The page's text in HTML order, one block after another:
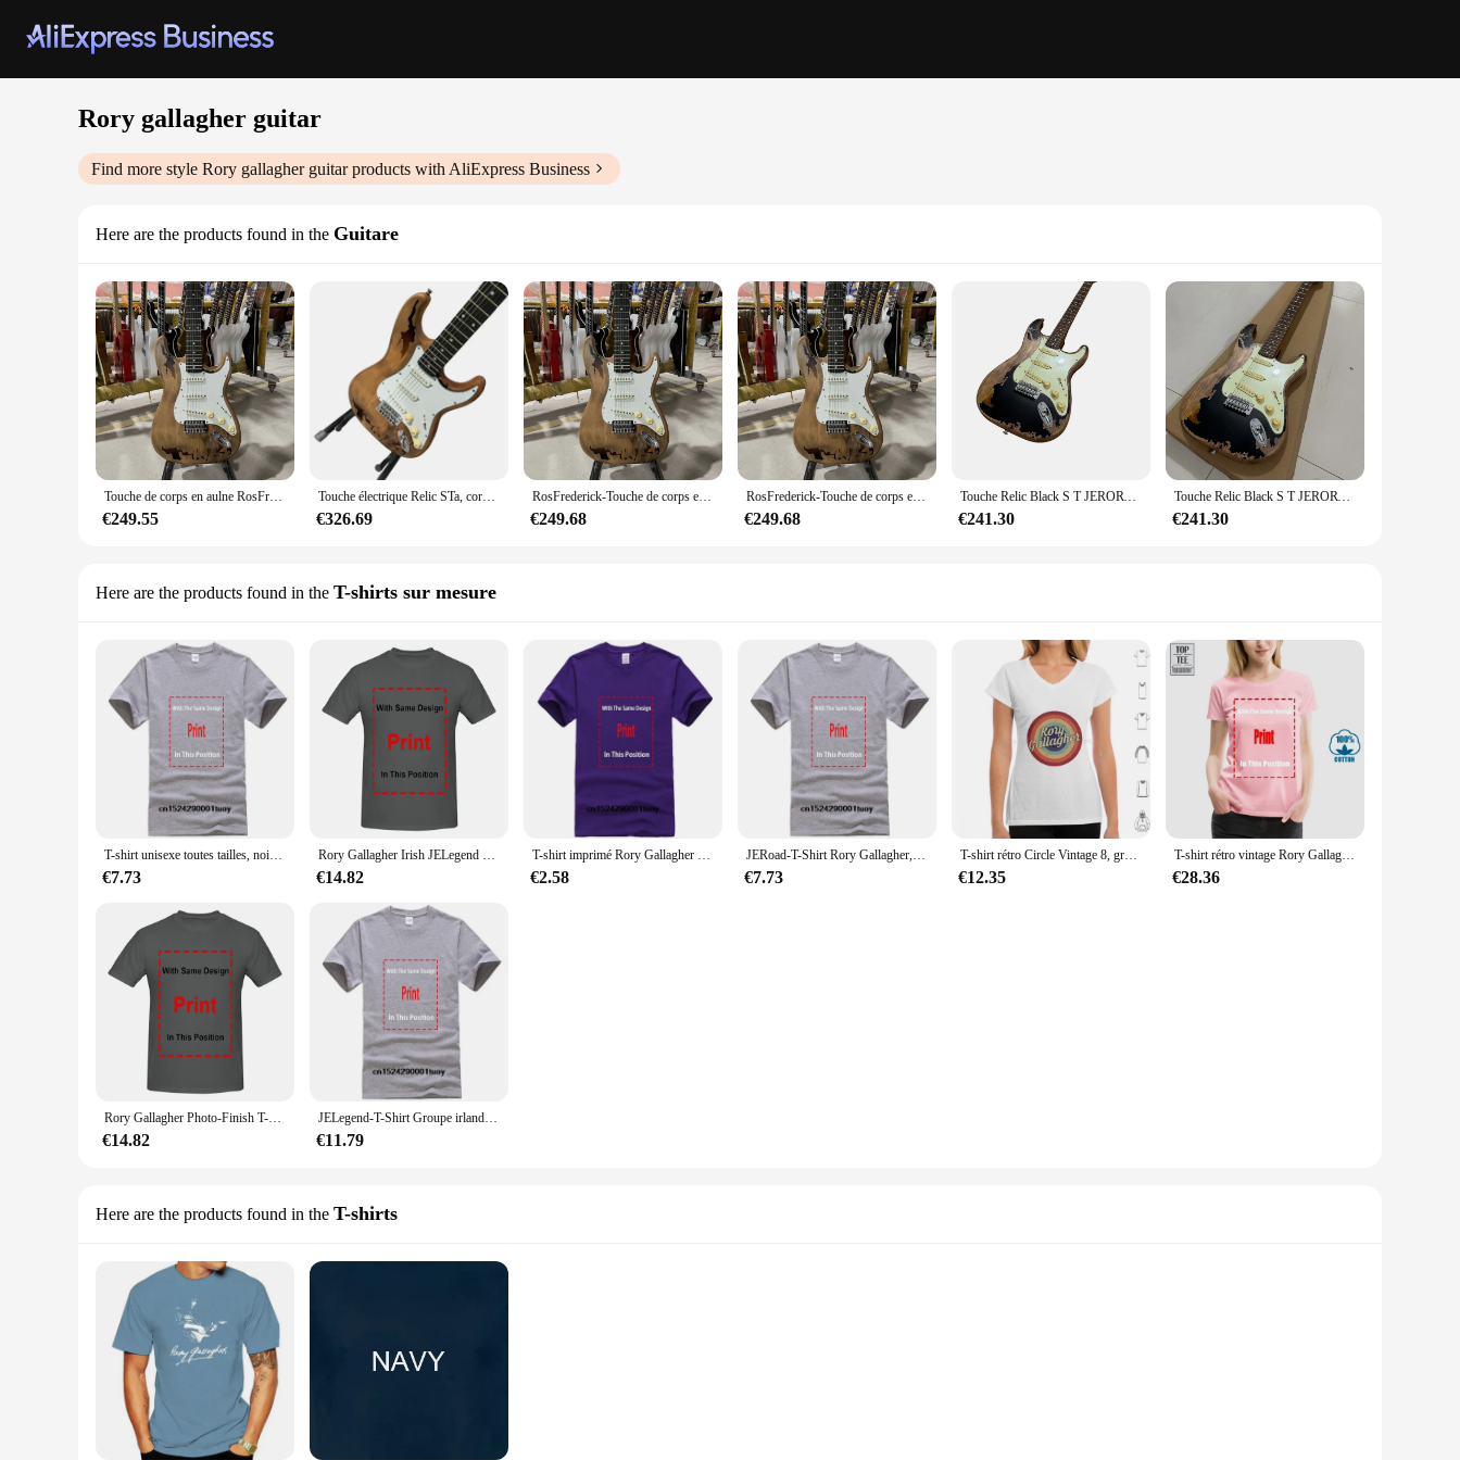
Rory gallagher guitar
Find more style Rory gallagher guitarproducts with AliExpress Business
Here are the products found in the Guitare
Touche de corps en aulne RosFrederick, salariés de haute qualité, Relic ST JERORY Gallagher CS
€249.55
Touche électrique Relic STa, corps en aulne, RosFrederick, JERORY Gallagher CS, haute qualité
€326.69
RosFrederick-Touche de corps en aulne de haute qualité, Relic ST JEROY, Gallagher CS
€249.68
RosFrederick-Touche de corps en aulne de haute qualité, Relic ST JEROY, Gallagher CS
€249.68
Touche Relic Black S T JERORY Gallagher, corps en aulne RosFrederick, salariés de haute qualité, livraison gratuite
€241.30
Touche Relic Black S T JERORY Gallagher, corps en aulne RosFrederick, salariés de haute qualité, livraison gratuite
€241.30
Here are the products found in the T-shirts sur mesure
T-shirt unisexe toutes tailles, noir, Vinatge Rory Gallagher JETour prohibe, L1046
€7.73
Rory Gallagher Irish JELegend Ballyshannon-T-shirt classique ras du cou, manches longues ou courtes
€14.82
T-shirt imprimé Rory Gallagher pour hommes, T-shirt vintage rétro, Vêtements neufs, Guitariste, JE1970, 1980
€2.58
JERoad-T-Shirt Rory Gallagher, Blues Rock, Irish A Million Miles Away, Song
€7.73
T-shirt rétro Circle Vintage 8, grande taille, 100% coton, Gallagher Blues Music, JEWilliam Cork Guitarist Rory
€12.35
T-shirt rétro vintage Rory Gallagher, anniversaire du guitariste JEGrenoble des années 0 et 1980
€28.36
Rory Gallagher Photo-Finish T-Shirt Large, Guitare Électrique Officielle, Blues Rock
€14.82
JELegend-T-Shirt Groupe irlandais, Rory Gallagher 82, Musique, 1970, 1980
€11.79
Here are the products found in the T-shirts